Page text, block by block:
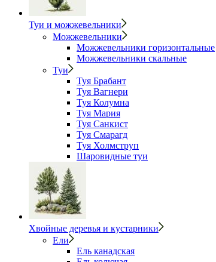
Туи и можжевельники
Можжевельники
Можжевельники горизонтальные
Можжевельники скальные
Туи
Туя Брабант
Туя Вагнери
Туя Колумна
Туя Мария
Туя Санкист
Туя Смарагд
Туя Холмструп
Шаровидные туи
Хвойные деревья и кустарники
Ели
Ель канадская